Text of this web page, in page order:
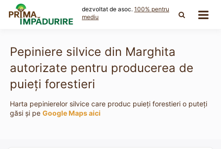
content
dezvoltat de asoc. 100% pentru
mediu
Pepiniere silvice din Marghita
autorizate pentru producerea de
puieți forestieri
Harta pepinierelor silvice care produc puieți forestieri o puteți
găsi și pe Google Maps aici